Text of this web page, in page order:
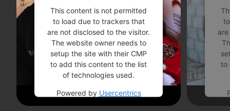
This content is not permitted
to load due to trackers that
are not disclosed to the visitor.
The website owner needs to
setup the site with their CMP
to add this content to the list
of technologies used.
Powered by Usercentrics
to